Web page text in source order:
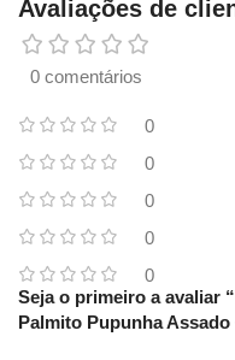
Avaliações de
0 comentários
0
0
0
0
0
Seja o primeiro a avaliar
Palmito Pupunha